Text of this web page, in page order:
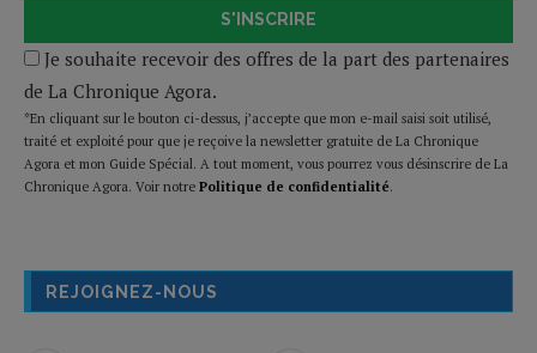
S'INSCRIRE
Je souhaite recevoir des offres de la part des partenaires
de La Chronique Agora.
*En cliquant sur le bouton ci-dessus, j’accepte que mon e-mail saisi soit utilisé,
traité et exploité pour que je reçoive la newsletter gratuite de La Chronique
Agora et mon Guide Spécial. A tout moment, vous pourrez vous désinscrire de La
Chronique Agora. Voir notre Politique de confidentialité.
REJOIGNEZ-NOUS